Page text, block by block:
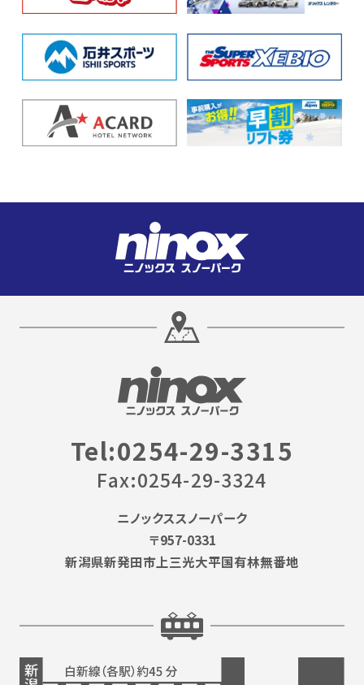
Tel:0254-29-3315
Fax:0254-29-3324
ニノックススノーパーク
〒957-0331
新潟県新発田市上三光大平国有林無番地